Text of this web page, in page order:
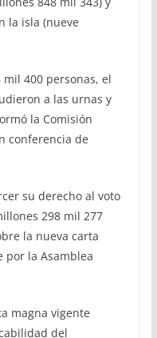
la isla (nueve
400 personas, el
a las urnas y
la Comisión
conferencia de
su derecho al voto
298 mil 277
la nueva carta
por la Asamblea
magna vigente
del